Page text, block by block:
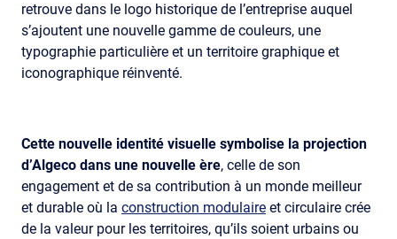
retrouve dans le logo historique de l’entreprise auquel
s’ajoutent une nouvelle gamme de couleurs, une
typographie particulière et un territoire graphique et
iconographique réinventé.
Cette nouvelle identité visuelle symbolise la projection
d’Algeco dans une nouvelle ère, celle de son
engagement et de sa contribution à un monde meilleur
et durable où la construction modulaire et circulaire crée
de la valeur pour les territoires, qu’ils soient urbains ou